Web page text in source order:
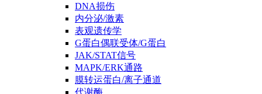
DNA损伤
内分泌/激素
表观遗传学
G蛋白偶联受体/G蛋白
JAK/STAT信号
MAPK/ERK通路
膜转运蛋白/离子通道